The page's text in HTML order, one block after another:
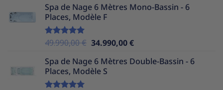
initial
était :
actuel
Spa de Nage 6 Mètres Mono-Bassin - 6
Places, Modèle F
Note5.00
49.990,00€ Le
initial
était :
34.990,00€Le
actuel
Spa de Nage 6 Mètres Double-Bassin - 6
Places, Modèle S